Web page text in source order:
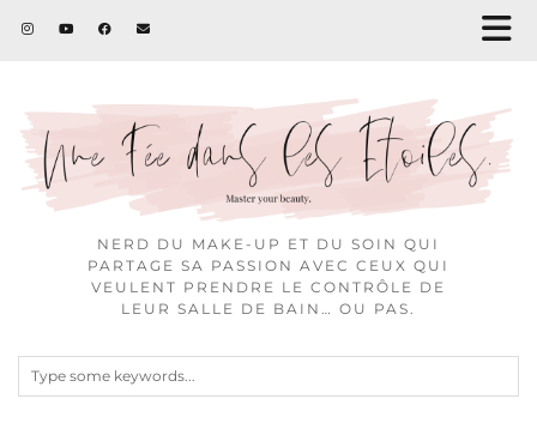
NERD DU MAKE-UP ET DU SOIN QUI
PARTAGE SA PASSION AVEC CEUX QUI
VEULENT PRENDRE LE CONTRÔLE DE
LEUR SALLE DE BAIN… OU PAS.